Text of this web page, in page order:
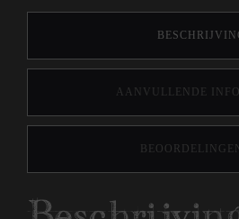
AANVULLENDE